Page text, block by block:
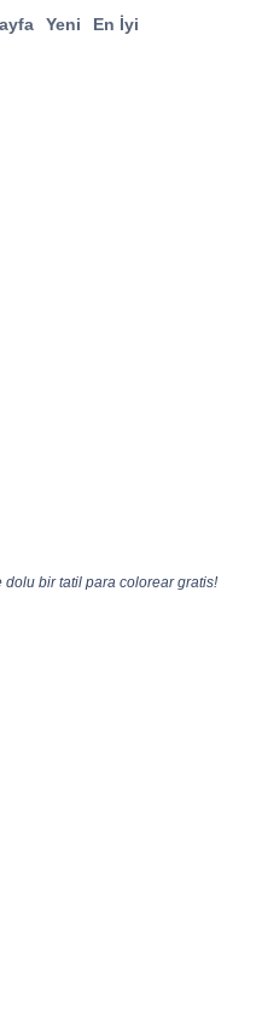
Yeni En İyi
bir tatil para colorear gratis!